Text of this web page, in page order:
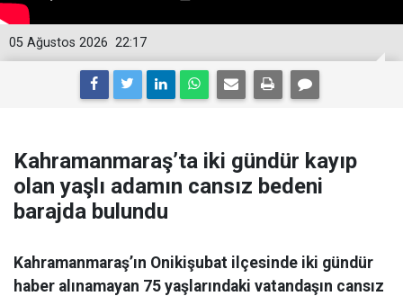
22:17
05 Ağustos 2026
Kahramanmaraş’ta iki gündür kayıp
olan yaşlı adamın cansız bedeni
barajda bulundu
Kahramanmaraş’ın Onikişubat ilçesinde iki gündür
haber alınamayan 75 yaşlarındaki vatandaşın cansız